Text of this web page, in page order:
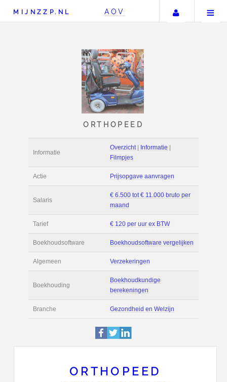
MIJNZZP.NL AOV Uw
ORTHOPEED
Actie Prijsopgave
€ 6.500 tot €
maand
Tarief € 120 per uur ex
Boekhoudsoftware
ORTHOPEED